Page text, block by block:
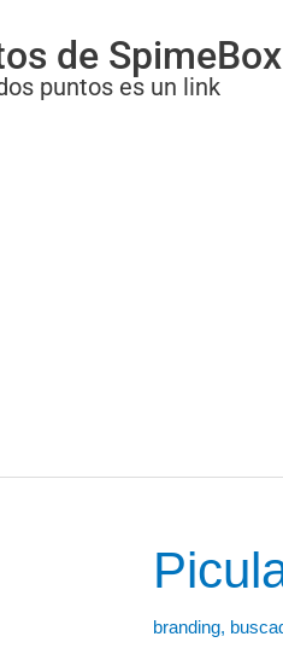
de SpimeBox
puntos es un link
branding,
Picular